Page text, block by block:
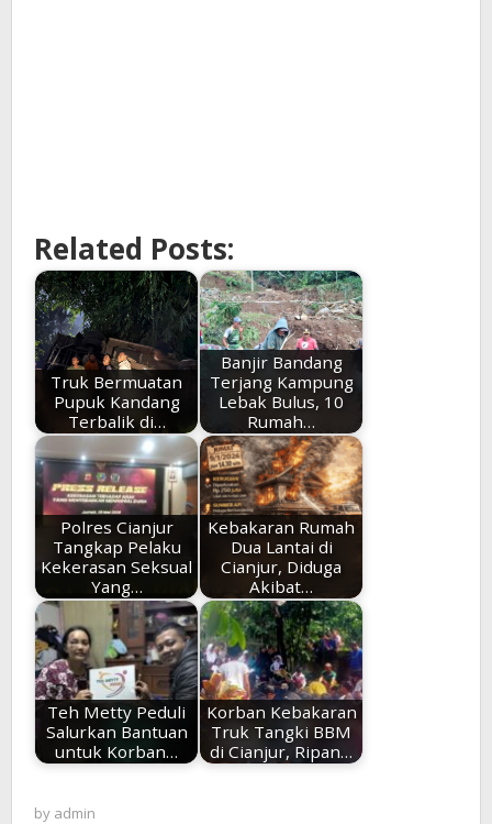
Related Posts:
Truk Bermuatan
Pupuk Kandang
Terbalik di…
Banjir Bandang
Terjang Kampung
Lebak Bulus, 10
Rumah…
Polres Cianjur
Tangkap Pelaku
Kekerasan Seksual
Yang…
Kebakaran Rumah
Dua Lantai di
Cianjur, Diduga
Akibat…
Teh Metty Peduli
Salurkan Bantuan
untuk Korban…
Korban Kebakaran
Truk Tangki BBM
di Cianjur, Ripan…
by admin